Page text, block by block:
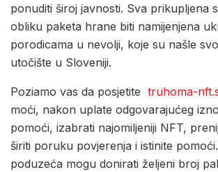
ponuditi široj javnosti. Sva prikupljena
obliku paketa hrane biti namijenjena
porodicama u nevolji, koje su našle
utočište u Sloveniji.
Poziamo vas da posjetite truhoma-
moći, nakon uplate odgovarajućeg
pomoći, izabrati najomiljeniji NFT,
širiti poruku povjerenja i istinite
poduzeća mogu donirati željeni broj